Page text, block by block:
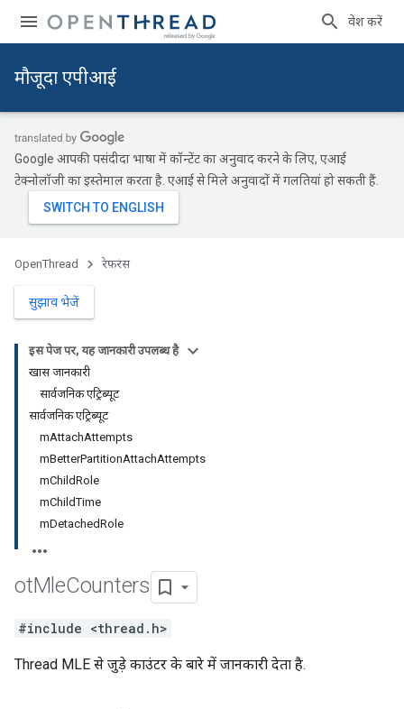
प्रवेश करें
मौजूदा एपीआई
Google आपकी पसंदीदा भाषा में कॉन्टेंट का अनुवाद करने के लिए, एआई
टेक्नोलॉजी का इस्तेमाल करता है. एआई से मिले अनुवादों में गलतियां हो सकती हैं.
OpenThread रेफ़रंस
सुझाव भेजें
इस पेज पर, यह जानकारी उपलब्ध है
खास जानकारी
सार्वजनिक एट्रिब्यूट
सार्वजनिक एट्रिब्यूट
mAttachAttempts
mBetterPartitionAttachAttempts
mChildRole
mChildTime
mDetachedRole
otMleCounters
#include <thread.h>
Thread MLE से जुड़े काउंटर के बारे में जानकारी देता है.